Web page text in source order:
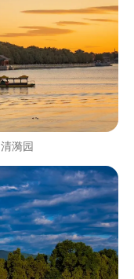
漪园